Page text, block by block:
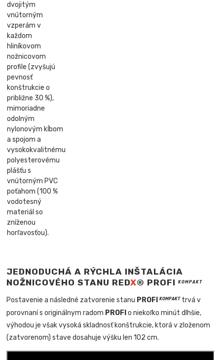
dvojitým
vnútorným
vzperám v
každom
hliníkovom
nožnicovom
profile (zvyšujú
pevnosť
konštrukcie o
približne 30 %),
mimoriadne
odolným
nylonovým kĺbom
a spojom a
vysokokvalitnému
polyesterovému
plášťu s
vnútorným PVC
poťahom (100 %
vodotesný
materiál so
zníženou
horľavosťou).
JEDNODUCHÁ A RÝCHLA INŠTALÁCIA
NOŽNICOVÉHO STANU REDX® PROFIKOMPAKT
Postavenie a následné zatvorenie stanu PROFIKOMPAKTtrvá v
porovnaní s originálnym radom PROFI o niekoľko minút dlhšie,
výhodou je však vysoká skladnosť konštrukcie, ktorá v zloženom
(zatvorenom) stave dosahuje výšku len 102 cm.